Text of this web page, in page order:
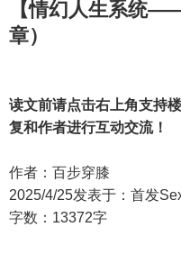
【情幻人生系统
章）
读文前请点击右上角支持
复和作者进行互动交流！
作者：百步穿膝
2025/4/25发表于：首发
字数：13372字